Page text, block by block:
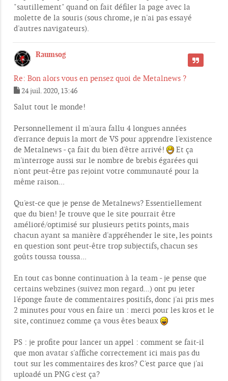
a
g
e
"sautillement" quand on fait défiler la page avec la
molette de la souris (sous chrome, je n'ai pas essayé
d'autres navigateurs).
Raumsog
Re: Bon alors vous en pensez quoi de Metalnews ?
CITER
e
a
g
e
24 juil. 2020, 13:46
Salut tout le monde!
Personnellement il m'aura fallu 4 longues années
d'errance depuis la mort de VS pour apprendre l'existence
de Metalnews - ça fait du bien d'être arrivé!
Et ça
m'interroge aussi sur le nombre de brebis égarées qui
n'ont peut-être pas rejoint votre communauté pour la
même raison...
Qu'est-ce que je pense de Metalnews? Essentiellement
que du bien! Je trouve que le site pourrait être
amélioré/optimisé sur plusieurs petits points, mais
chacun ayant sa manière d'appréhender le site, les points
en question sont peut-être trop subjectifs, chacun ses
goûts toussa toussa...
En tout cas bonne continuation à la team - je pense que
certains webzines (suivez mon regard...) ont pu jeter
l'éponge faute de commentaires positifs, donc j'ai pris mes
2 minutes pour vous en faire un : merci pour les kros et le
site, continuez comme ça vous êtes beaux
PS : je profite pour lancer un appel : comment se fait-il
que mon avatar s'affiche correctement ici mais pas du
tout sur les commentaires des kros? C'est parce que j'ai
uploadé un PNG c'est ça?